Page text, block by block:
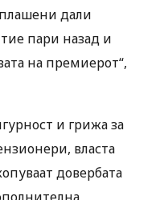
дали
пари назад и
на премиерот“,
и грижа за
власта
довербата